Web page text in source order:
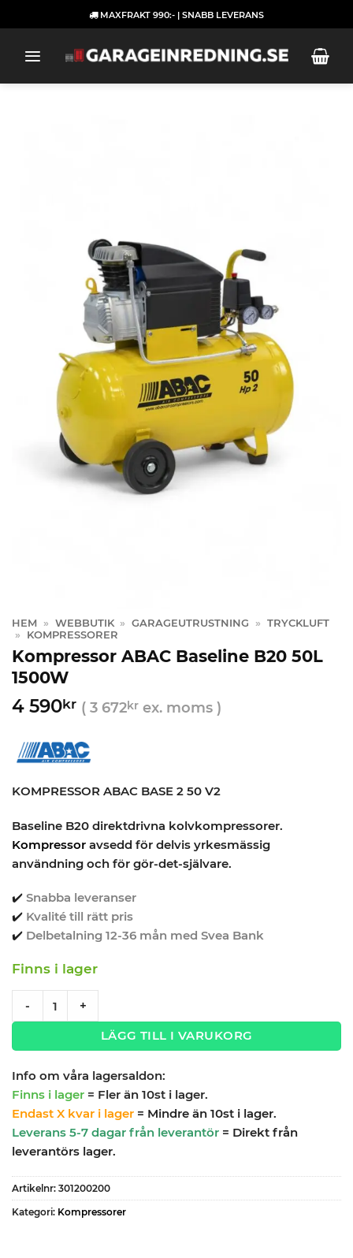
to
MAXFRAKT 990:- | SNABB LEVERANS
HEM » WEBBUTIK » GARAGEUTRUSTNING » TRYCKLUFT
»
KOMPRESSORER
Kompressor ABAC Baseline B20 50L
1500W
4 590kr ( 3 672kr ex. moms )
KOMPRESSOR ABAC BASE 2 50 V2
Baseline B20 direktdrivna kolvkompressorer.
Kompressor avsedd för delvis yrkesmässig
användning och för gör-det-självare.
✔️ Snabba leveranser
✔️ Kvalité till rätt pris
✔️ Delbetalning 12-36 mån med Svea Bank
Finns i lager
- +
LÄGG TILL I VARUKORG
Info om våra lagersaldon:
Finns i lager = Fler än 10st i lager.
Endast X kvar i lager = Mindre än 10st i lager.
Leverans 5-7 dagar från leverantör = Direkt från
leverantörs lager.
Artikelnr: 301200200
Kategori: Kompressorer